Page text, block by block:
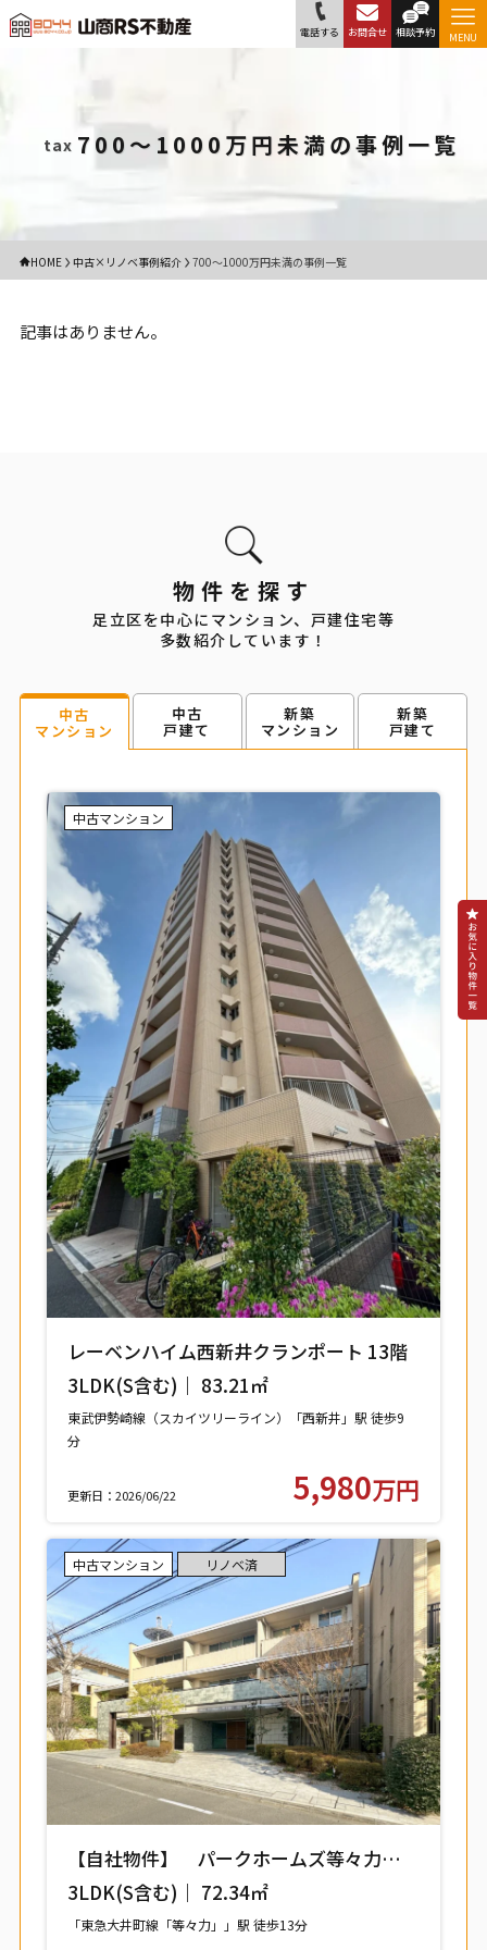
電話する お問合せ 相談予約 MENU
tax 700〜1000万円未満の事例一覧
HOME 中古×リノベ事例紹介 700〜1000万円未満の事例一覧
記事はありません。
物件を探す
足立区を中心にマンション、戸建住宅等
多数紹介しています！
中古
マンション
中古
戸建て
新築
マンション
新築
戸建て
中古マンション
レーベンハイム西新井クランポート 13階
3LDK(S含む)｜ 83.21㎡
東武伊勢崎線（スカイツリーライン）「西新井」駅 徒歩9
分
更新日：2026/06/22 5,980万円
中古マンション リノベ済
【自社物件】 パークホームズ等々力レジ
デンススクエア 208号室 【世田谷区中
町】
3LDK(S含む)｜ 72.34㎡
「東急大井町線「等々力」」駅 徒歩13分